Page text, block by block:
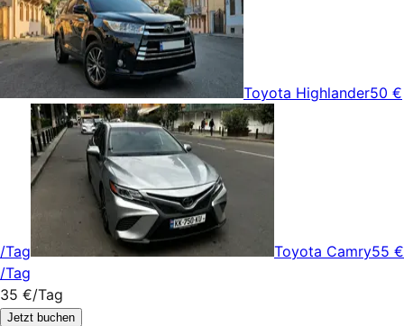
Toyota Highlander50 €
/Tag Toyota Camry55 €
/Tag
35 €/Tag
Jetzt buchen